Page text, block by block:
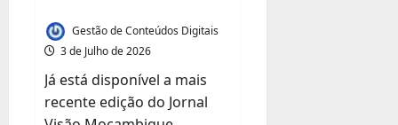
Gestão de Conteúdos Digitais
3 de Julho de 2026
Já está disponível a mais
recente edição do Jornal